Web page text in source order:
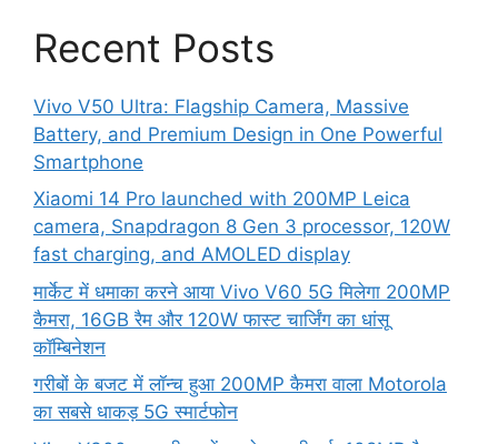
Recent Posts
Vivo V50 Ultra: Flagship Camera, Massive
Battery, and Premium Design in One Powerful
Smartphone
Xiaomi 14 Pro launched with 200MP Leica
camera, Snapdragon 8 Gen 3 processor, 120W
fast charging, and AMOLED display
मार्केट में धमाका करने आया Vivo V60 5G मिलेगा 200MP
कैमरा, 16GB रैम और 120W फास्ट चार्जिंग का धांसू
कॉम्बिनेशन
गरीबों के बजट में लॉन्च हुआ 200MP कैमरा वाला Motorola
का सबसे धाकड़ 5G स्मार्टफोन